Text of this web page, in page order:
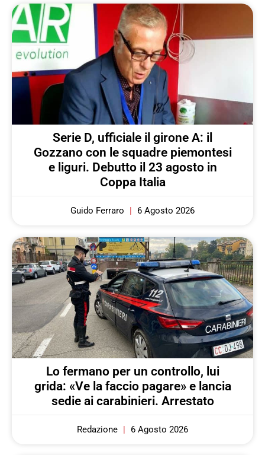
Serie D, ufficiale il girone A: il
Gozzano con le squadre piemontesi
e liguri. Debutto il 23 agosto in
Coppa Italia
Guido Ferraro 6 Agosto 2026
Lo fermano per un controllo, lui
grida: «Ve la faccio pagare» e lancia
sedie ai carabinieri. Arrestato
Redazione 6 Agosto 2026